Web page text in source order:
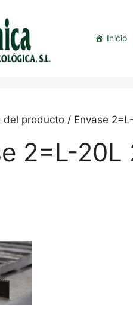
Inicio
del producto / Envase
2=L-